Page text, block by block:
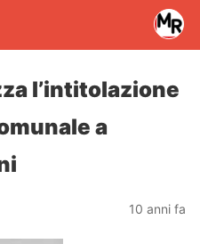
l’intitolazione
a
10 anni fa